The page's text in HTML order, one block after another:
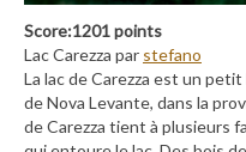
Score:1201 points
Lac Carezza par stefano
La lac de Carezza est un
de Nova Levante, dans la
de Carezza tient à plusieurs